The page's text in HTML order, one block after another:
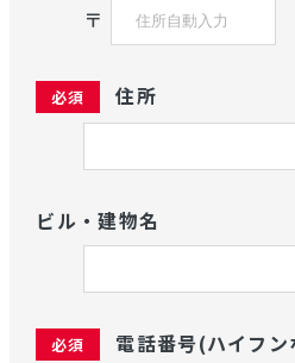
〒
住所
ビル・建物名
電話番号(ハイフン